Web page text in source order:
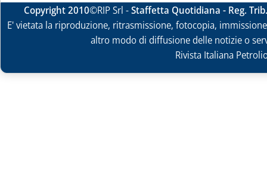
Copyright 2010©RIP Srl -Staffetta Quotidiana - Reg.
E' vietata la riproduzione, ritrasmissione, fotocopia,
altro modo di diffusione delle notizie o
Rivista Italiana